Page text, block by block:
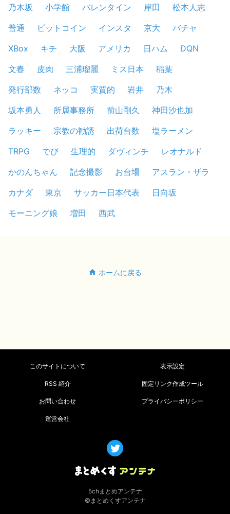
乃木坂 小学館 バレンタイン 岸田
松本人志
普通
ビットコイン インスタ 京大
バチャ
XBox
キチ 大阪 アメリカ 日ハム
DQN
文春
皮肉 三浦瑠麗 ミス日本
稲葉
発行部数
ネッコ 実質的 岩井
乃木
坂本勇人
所属事務所 前山剛久
神田沙也加
ラッキー
宗教の勧誘 出荷台数
塩ラーメン
TRPG
でび 生理的 ダヴィンチ
レオナルド
かのんちゃん
記念撮影 お台場
アスラン・ザラ
カナダ
東京 サッカー日本代表
日向坂
モーニング娘
増田 西武
ホームに戻る
このサイトについて 表示設定
RSS 紹介 固定リンク作成ツール
お問い合わせ プライバシーポリシー
運営会社
5chまとめアンテナ
©まとめくすアンテナ